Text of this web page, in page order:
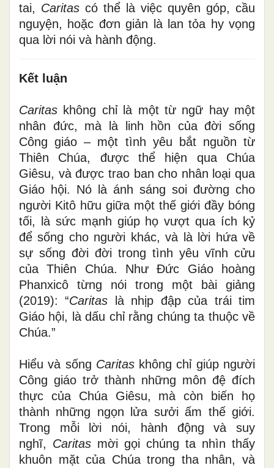
tai, Caritas có thể là việc quyên góp, cầu
nguyện, hoặc đơn giản là lan tỏa hy vọng
qua lời nói và hành động.
Kết luận
Caritas không chỉ là một từ ngữ hay một
nhân đức, mà là linh hồn của đời sống
Công giáo – một tình yêu bắt nguồn từ
Thiên Chúa, được thể hiện qua Chúa
Giêsu, và được trao ban cho nhân loại qua
Giáo hội. Nó là ánh sáng soi đường cho
người Kitô hữu giữa một thế giới đầy bóng
tối, là sức mạnh giúp họ vượt qua ích kỷ
để sống cho người khác, và là lời hứa về
sự sống đời đời trong tình yêu vĩnh cửu
của Thiên Chúa. Như Đức Giáo hoàng
Phanxicô từng nói trong một bài giảng
(2019): “Caritas là nhịp đập của trái tim
Giáo hội, là dấu chỉ rằng chúng ta thuộc về
Chúa.”
Hiểu và sống Caritaskhông chỉ giúp người
Công giáo trở thành những môn đệ đích
thực của Chúa Giêsu, mà còn biến họ
thành những ngọn lửa sưởi ấm thế giới.
Trong mỗi lời nói, hành động và suy
nghĩ, Caritas mời gọi chúng ta nhìn thấy
khuôn mặt của Chúa trong tha nhân, và